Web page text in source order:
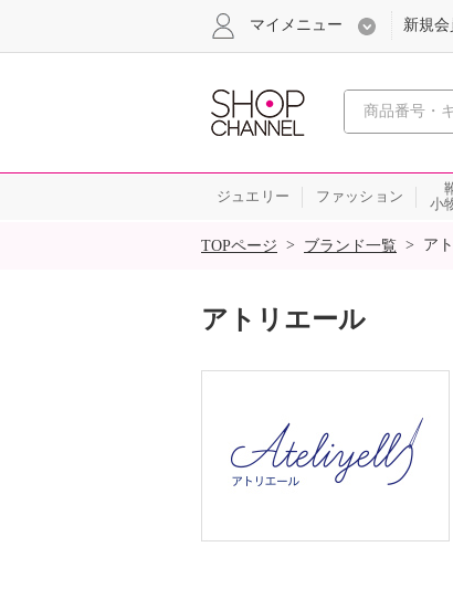
心
マイメニュー 新規
ジュエリー ファッション
小
SALE
TOPページ > ブランド一覧 > ア
アトリエール